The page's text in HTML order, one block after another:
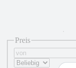
Preis